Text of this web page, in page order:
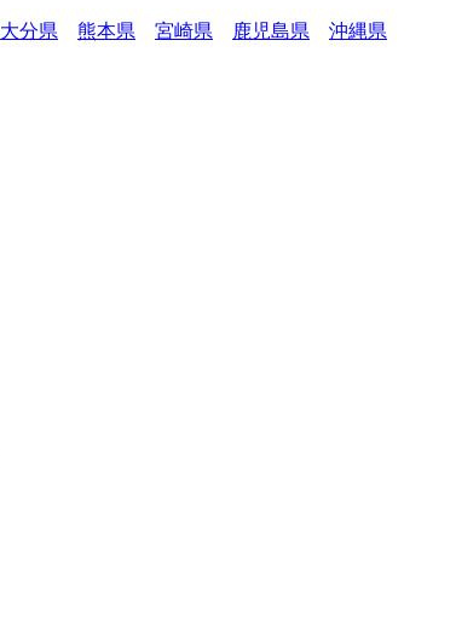
大分県 熊本県 宮崎県 鹿児島県
沖縄県